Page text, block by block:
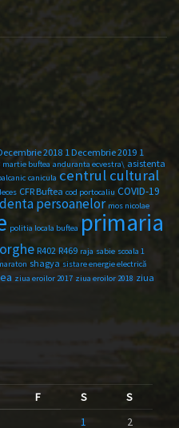
2018 1 Decembrie 2019 1
martie buftea anduranta ecvestra\ asistenta
canicula centrul cultural
CFR Buftea cod portocaliu COVID-19
persoanelor mos nicolae
politia locala buftea primaria
R402 R469 raja sabie scoala 1
shagya sistare energie electrică
ziua eroilor 2017 ziua eroilor 2018 ziua
F S
S
1
2